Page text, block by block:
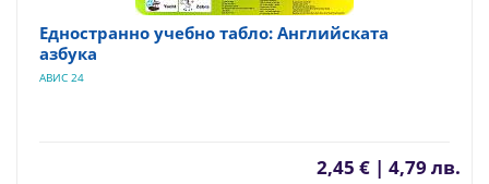
Едностранно учебно табло: Английската
азбука
АВИС 24
2,45 € | 4,79 лв.